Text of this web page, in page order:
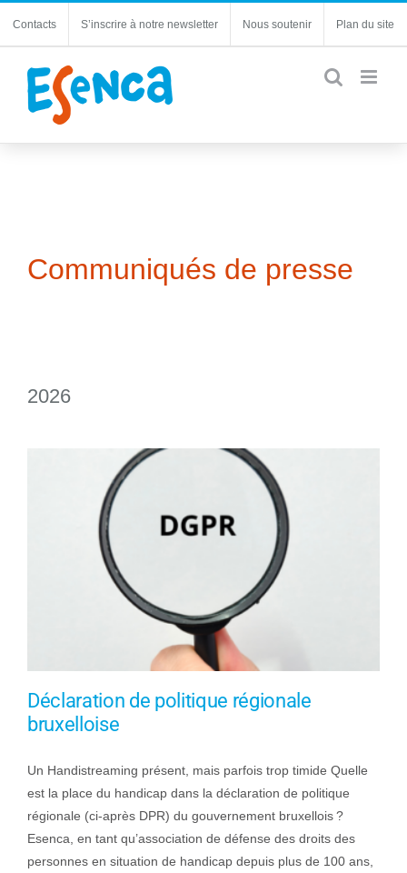
Contacts S’inscrire à notre newsletter Nous soutenir Plan du site
Communiqués de presse
2026
Déclaration de politique régionale
bruxelloise
Un Handistreaming présent, mais parfois trop timide Quelle
est la place du handicap dans la déclaration de politique
régionale (ci-après DPR) du gouvernement bruxellois ?
Esenca, en tant qu’association de défense des droits des
personnes en situation de handicap depuis plus de 100 ans,